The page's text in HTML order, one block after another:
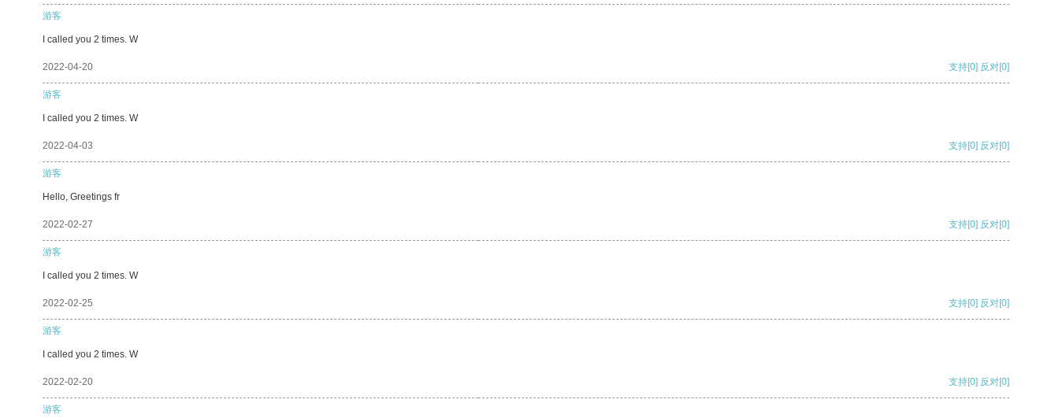
游客
I called you 2 times. W
2022-04-20 支持[0] 反对[0]
游客
I called you 2 times. W
2022-04-03 支持[0] 反对[0]
游客
Hello, Greetings fr
2022-02-27 支持[0] 反对[0]
游客
I called you 2 times. W
2022-02-25 支持[0] 反对[0]
游客
I called you 2 times. W
2022-02-20 支持[0] 反对[0]
游客